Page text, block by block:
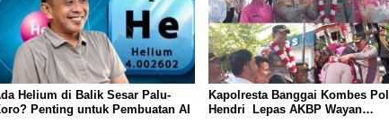
Helium di Balik Sesar Palu-
Penting untuk Pembuatan AI
Kapolresta Banggai Kombes Pol
Hendri Lepas AKBP Wayan